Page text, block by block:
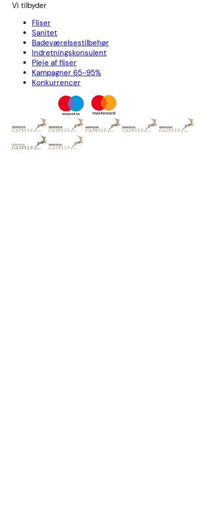
Vi tilbyder
Fliser
Sanitet
Badeværelsestilbehør
Indretningskonsulent
Pleje af fliser
Kampagner 65-95%
Konkurrencer